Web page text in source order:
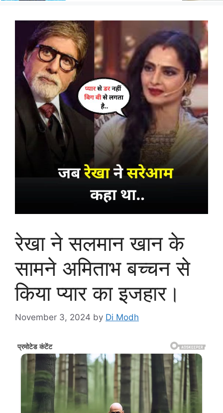
रेखा ने सलमान खान के
सामने अमिताभ बच्चन से
किया प्यार का इजहार।
November 3, 2024 by Di Modh